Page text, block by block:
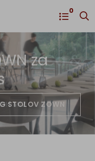
0
&
&
MIZ
za
STOLOV ZOWN